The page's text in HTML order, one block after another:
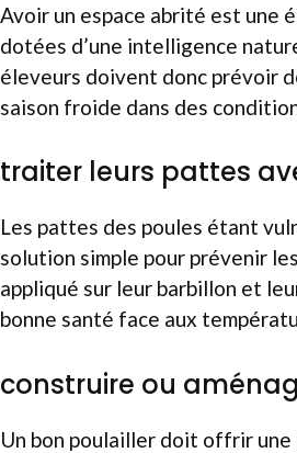
Avoir un espace abrité est une
dotées d’une intelligence
éleveurs doivent donc prévoir
saison froide dans des
traiter leurs pattes
Les pattes des poules étant
solution simple pour prévenir
appliqué sur leur barbillon et
bonne santé face aux
construire ou
Un bon poulailler doit offrir une